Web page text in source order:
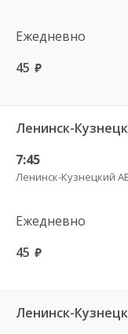
Ежедневно
45 руб.
Ленинск-
7:45
Ленинск-Кузнецкий
Ежедневно
45 руб.
Ленинск-